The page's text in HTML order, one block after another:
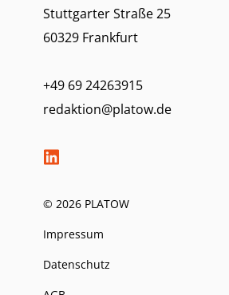
Stuttgarter Straße 25
60329 Frankfurt
+49 69 24263915
redaktion@platow.de
© 2026 PLATOW
Impressum
Datenschutz